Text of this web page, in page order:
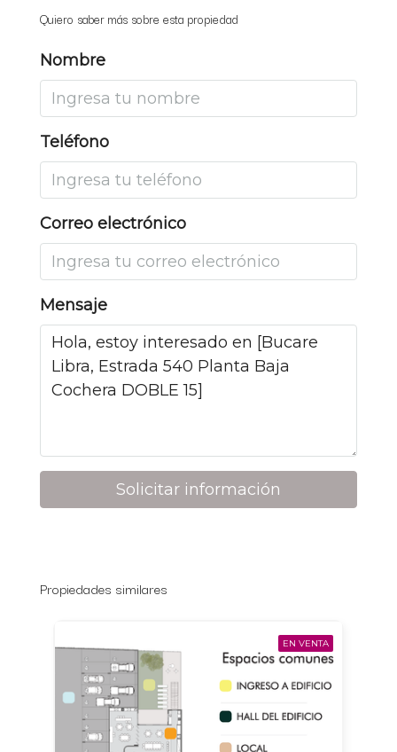
Quiero saber más sobre esta propiedad
Nombre
Teléfono
Correo electrónico
Mensaje
Solicitar información
Propiedades similares
EN VENTA